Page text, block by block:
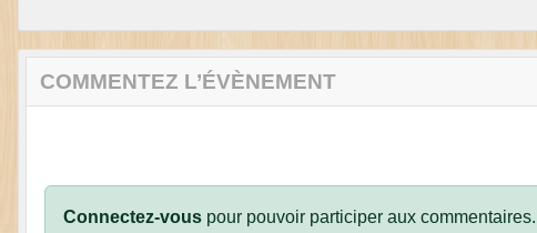
COMMENTEZ L’ÉVÈNEMENT
Connectez-vous pour pouvoir participer aux commentaires.